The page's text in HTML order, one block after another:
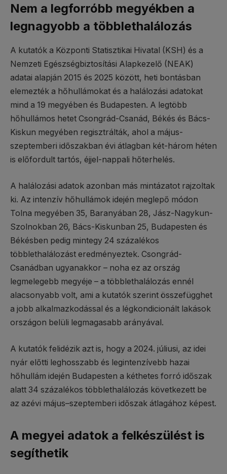
Nem a legforróbb megyékben a
legnagyobb a többlethalálozás
A kutatók a Központi Statisztikai Hivatal (KSH) és a
Nemzeti Egészségbiztosítási Alapkezelő (NEAK)
adatai alapján 2015 és 2025 között, heti bontásban
elemezték a hőhullámokat és a halálozási adatokat
mind a 19 megyében és Budapesten. A legtöbb
hőhullámos hetet Csongrád-Csanád, Békés és Bács-
Kiskun megyében regisztrálták, ahol a május-
szeptemberi időszakban évi átlagban két-három héten
is előfordult tartós, éjjel-nappali hőterhelés.
A halálozási adatok azonban más mintázatot rajzoltak
ki. Az intenzív hőhullámok idején meglepő módon
Tolna megyében 35, Baranyában 28, Jász-Nagykun-
Szolnokban 26, Bács-Kiskunban 25, Budapesten és
Békésben pedig mintegy 24 százalékos
többlethalálozást eredményeztek. Csongrád-
Csanádban ugyanakkor – noha ez az ország
legmelegebb megyéje – a többlethalálozás ennél
alacsonyabb volt, ami a kutatók szerint összefügghet
a jobb alkalmazkodással és a légkondicionált lakások
országon belüli legmagasabb arányával.
A kutatók felidézik azt is, hogy a 2024. júliusi, az idei
nyár előtti leghosszabb és legintenzívebb hazai
hőhullám idején Budapesten a kéthetes forró időszak
alatt 34 százalékos többlethalálozás következett be
az azévi május–szeptemberi időszak átlagához képest.
A megyei adatok a felkészülést is
segíthetik